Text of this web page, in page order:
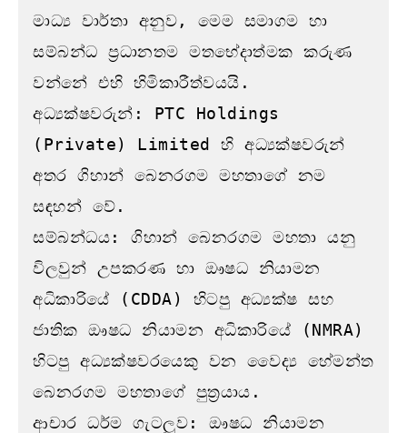
මාධ්‍ය වාර්තා අනුව, මෙම සමාගම හා
සම්බන්ධ ප්‍රධානතම මතභේදාත්මක කරුණ
වන්නේ එහි හිමිකාරීත්වයයි.
අධ්‍යක්ෂවරුන්: PTC Holdings
(Private) Limited හි අධ්‍යක්ෂවරුන්
අතර ගිහාන් බෙනරගම මහතාගේ නම
සඳහන් වේ.
සම්බන්ධය: ගිහාන් බෙනරගම මහතා යනු
විලවුන් උපකරණ හා ඖෂධ නියාමන
අධිකාරියේ (CDDA) හිටපු අධ්‍යක්ෂ සහ
ජාතික ඖෂධ නියාමන අධිකාරියේ (NMRA)
හිටපු අධ්‍යක්ෂවරයෙකු වන වෛද්‍ය හේමන්ත
බෙනරගම මහතාගේ පුත්‍රයාය.
ආචාර ධර්ම ගැටලුව: ඖෂධ නියාමන